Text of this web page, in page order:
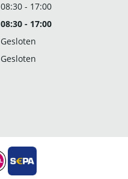
08:30 - 17:00
08:30 - 17:00
Gesloten
Gesloten